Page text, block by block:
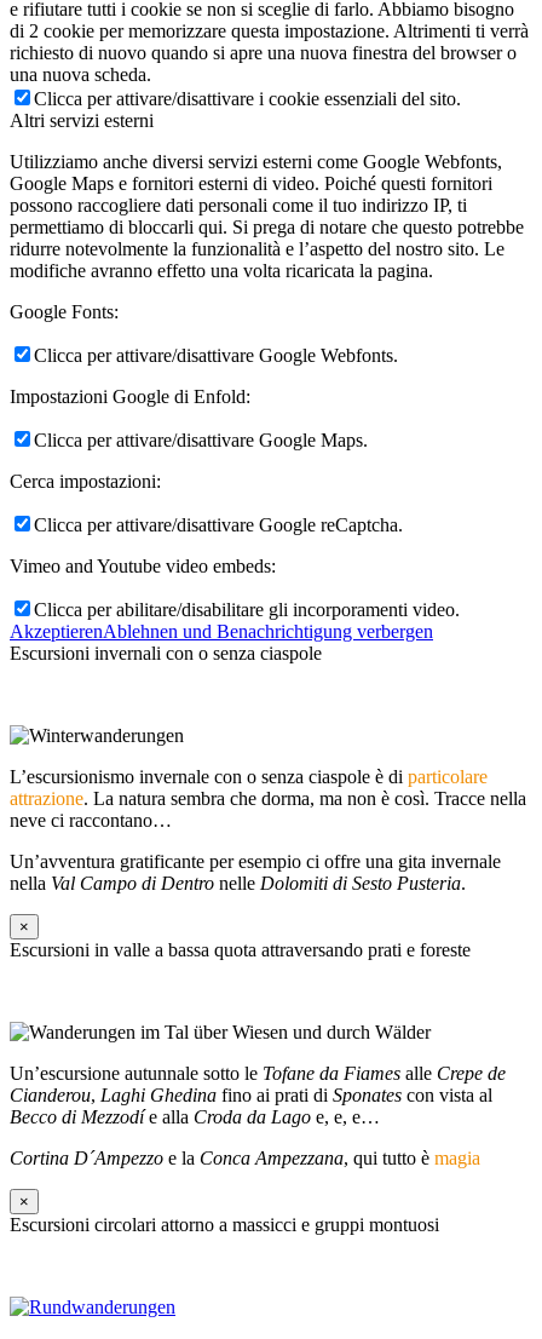
e rifiutare tutti i cookie se non si sceglie di farlo. Abbiamo bisogno
di 2 cookie per memorizzare questa impostazione. Altrimenti ti verrà
richiesto di nuovo quando si apre una nuova finestra del browser o
una nuova scheda.
Clicca per attivare/disattivare i cookie essenziali del sito.
Altri servizi esterni
Utilizziamo anche diversi servizi esterni come Google Webfonts,
Google Maps e fornitori esterni di video. Poiché questi fornitori
possono raccogliere dati personali come il tuo indirizzo IP, ti
permettiamo di bloccarli qui. Si prega di notare che questo potrebbe
ridurre notevolmente la funzionalità e l’aspetto del nostro sito. Le
modifiche avranno effetto una volta ricaricata la pagina.
Google Fonts:
Clicca per attivare/disattivare Google Webfonts.
Impostazioni Google di Enfold:
Clicca per attivare/disattivare Google Maps.
Cerca impostazioni:
Clicca per attivare/disattivare Google reCaptcha.
Vimeo and Youtube video embeds:
Clicca per abilitare/disabilitare gli incorporamenti video.
AkzeptierenAblehnen und Benachrichtigung verbergen
Escursioni invernali con o senza ciaspole
L’escursionismo invernale con o senza ciaspole è di particolare
attrazione. La natura sembra che dorma, ma non è così. Tracce nella
neve ci raccontano…
Un’avventura gratificante per esempio ci offre una gita invernale
nella Val Campo di Dentro nelle Dolomiti di Sesto Pusteria.
×
Escursioni in valle a bassa quota attraversando prati e foreste
Un’escursione autunnale sotto le Tofane da Fiames alle Crepe de
Cianderou, Laghi Ghedina fino ai prati di Sponates con vista al
Becco di Mezzodíe alla Croda da Lago e, e, e…
Cortina D´Ampezzo e la Conca Ampezzana, qui tutto è magia
×
Escursioni circolari attorno a massicci e gruppi montuosi